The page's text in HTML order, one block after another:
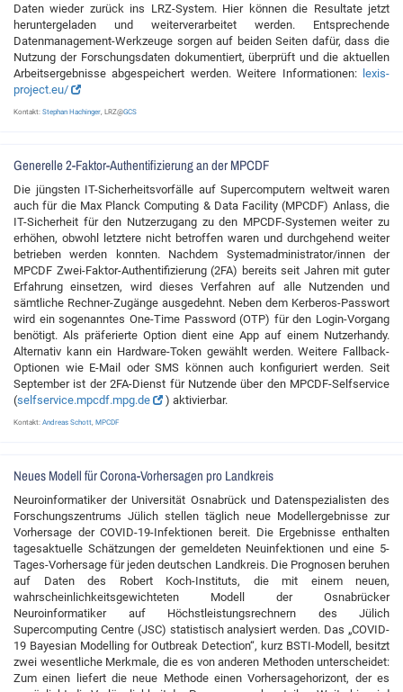
Daten wieder zurück ins LRZ-System. Hier können die Resultate jetzt
heruntergeladen und weiterverarbeitet werden. Entsprechende
Datenmanagement-Werkzeuge sorgen auf beiden Seiten dafür, dass die
Nutzung der Forschungsdaten dokumentiert, überprüft und die aktuellen
Arbeitsergebnisse abgespeichert werden. Weitere Informationen: lexis-
project.eu/
Kontakt: Stephan Hachinger , LRZ@GCS
Generelle 2-Faktor-Authentifizierung an der MPCDF
Die jüngsten IT-Sicherheitsvorfälle auf Supercomputern weltweit waren
auch für die Max Planck Computing & Data Facility (MPCDF) Anlass, die
IT-Sicherheit für den Nutzerzugang zu den MPCDF-Systemen weiter zu
erhöhen, obwohl letztere nicht betroffen waren und durchgehend weiter
betrieben werden konnten. Nachdem Systemadministrator/innen der
MPCDF Zwei-Faktor-Authentifizierung (2FA) bereits seit Jahren mit guter
Erfahrung einsetzen, wird dieses Verfahren auf alle Nutzenden und
sämtliche Rechner-Zugänge ausgedehnt. Neben dem Kerberos-Passwort
wird ein sogenanntes One-Time Password (OTP) für den Login-Vorgang
benötigt. Als präferierte Option dient eine App auf einem Nutzerhandy.
Alternativ kann ein Hardware-Token gewählt werden. Weitere Fallback-
Optionen wie E-Mail oder SMS können auch konfiguriert werden. Seit
September ist der 2FA-Dienst für Nutzende über den MPCDF-Selfservice
(selfservice.mpcdf.mpg.de ) aktivierbar.
Kontakt: Andreas Schott MPCDF
Neues Modell für Corona-Vorhersagen pro Landkreis
Neuroinformatiker der Universität Osnabrück und Datenspezialisten des
Forschungszentrums Jülich stellen täglich neue Modellergebnisse zur
Vorhersage der COVID-19-Infektionen bereit. Die Ergebnisse enthalten
tagesaktuelle Schätzungen der gemeldeten Neuinfektionen und eine 5-
Tages-Vorhersage für jeden deutschen Landkreis. Die Prognosen beruhen
auf Daten des Robert Koch-Instituts, die mit einem neuen,
wahrscheinlichkeitsgewichteten Modell der Osnabrücker
Neuroinformatiker auf Höchstleistungsrechnern des Jülich
Supercomputing Centre (JSC) statistisch analysiert werden. Das „COVID-
19 Bayesian Modelling for Outbreak Detection“, kurz BSTI-Modell, besitzt
zwei wesentliche Merkmale, die es von anderen Methoden unterscheidet:
Zum einen liefert die neue Methode einen Vorhersagehorizont, der es